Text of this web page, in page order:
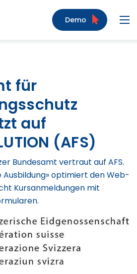
Demo
für
auf
(AFS)
Bundesamt vertraut auf AFS.
Ausbildung» optimiert den Web-
Kursanmeldungen mit